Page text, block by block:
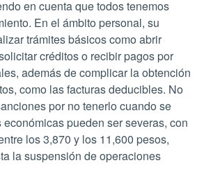
en cuenta que todos tenemos
En el ámbito personal, su
trámites básicos como abrir
créditos o recibir pagos por
además de complicar la obtención
como las facturas deducibles. No
por no tenerlo cuando se
pueden ser severas, con
los 3,870 y los 11,600 pesos,
la suspensión de operaciones